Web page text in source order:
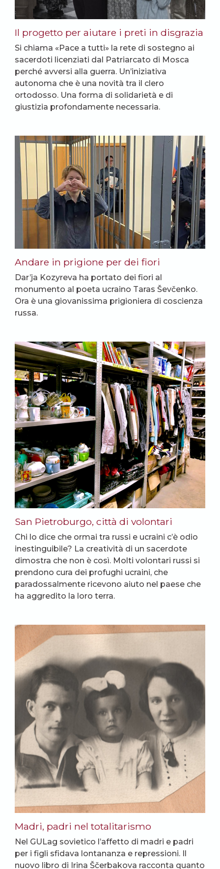
Il progetto per aiutare i preti in disgrazia
Si chiama «Pace a tutti» la rete di sostegno ai
sacerdoti licenziati dal Patriarcato di Mosca
perché avversi alla guerra. Un’iniziativa
autonoma che è una novità tra il clero
ortodosso. Una forma di solidarietà e di
giustizia profondamente necessaria.
Andare in prigione per dei fiori
Dar’ja Kozyreva ha portato dei fiori al
monumento al poeta ucraino Taras Ševčenko.
Ora è una giovanissima prigioniera di coscienza
russa.
San Pietroburgo, città di volontari
Chi lo dice che ormai tra russi e ucraini c’è odio
inestinguibile? La creatività di un sacerdote
dimostra che non è così. Molti volontari russi si
prendono cura dei profughi ucraini, che
paradossalmente ricevono aiuto nel paese che
ha aggredito la loro terra.
Madri, padri nel totalitarismo
Nel GULag sovietico l’affetto di madri e padri
per i figli sfidava lontananza e repressioni. Il
nuovo libro di Irina Ščerbakova racconta quanto